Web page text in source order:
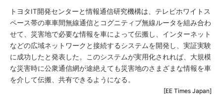
トヨタIT開発センターと情報通信研究機構は、テレビホワイトス
ペース帯の車車間無線通信とコグニティブ無線ルータを組み合わ
せて、災害地で必要な情報を車によって伝搬し、インターネット
などの広域ネットワークと接続するシステムを開発し、実証実験
に成功したと発表した。このシステムが実用化されれば、大規模
な災害時に公衆通信網が途絶えても災害地のさまざまな情報を車
を介して伝搬、共有できるようになる。
[EE Times Japan]